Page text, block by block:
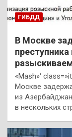
ГИБДД
В Москве
«Mash»‘
Москве
из
в нескольких